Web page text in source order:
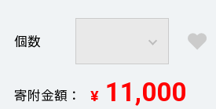
個数
寄附金額 ¥11,000